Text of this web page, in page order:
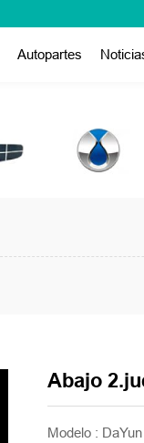
Autopartes
Abajo
Modelo :